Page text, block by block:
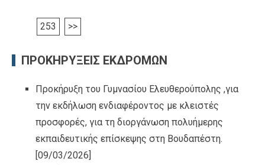
253 >>
ΠΡΟΚΗΡΥΞΕΙΣ ΕΚΔΡΟΜΩΝ
Προκήρυξη του Γυμνασίου Ελευθερούπολης ,για
την εκδήλωση ενδιαφέροντος με κλειστές
προσφορές, για τη διοργάνωση πολυήμερης
εκπαιδευτικής επίσκεψης στη Βουδαπέστη.
[09/03/2026]